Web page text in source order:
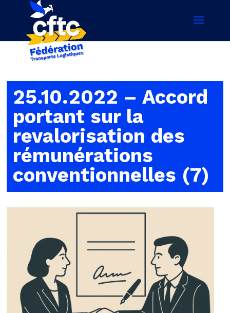
25.10.2022 – Accord
portant sur la
revalorisation des
rémunérations
conventionnelles (7)